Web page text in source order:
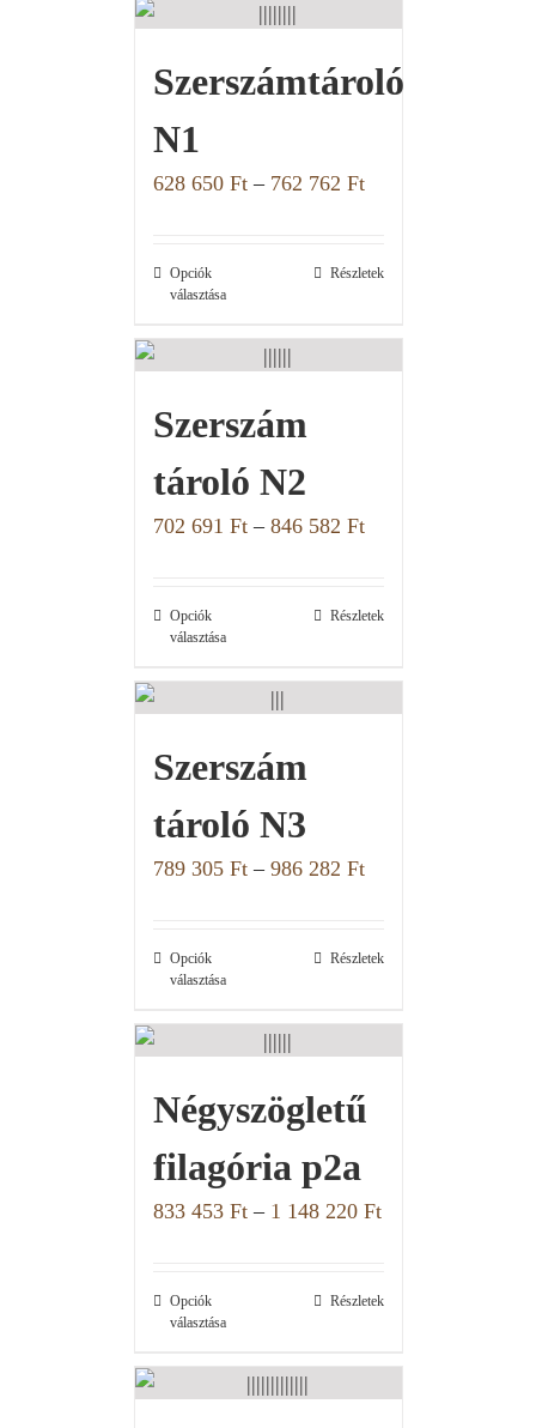
Szerszámtároló
N1
628 650 Ft– 762 762 Ft
Opciók
választása
Részletek
Szerszám
tároló N2
702 691 Ft– 846 582 Ft
Opciók
választása
Részletek
Szerszám
tároló N3
789 305 Ft– 986 282 Ft
Opciók
választása
Részletek
Négyszögletű
filagória p2a
833 453 Ft– 1 148 220 Ft
Opciók
választása
Részletek